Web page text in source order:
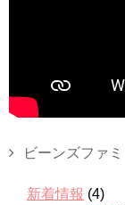
ビーンズファ
新着情報 (4)